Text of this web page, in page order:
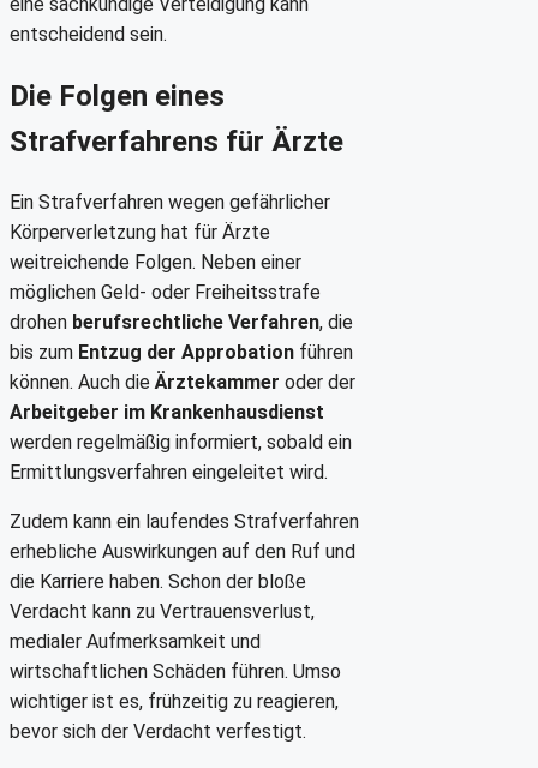
entscheidend sein.
Die Folgen eines
Strafverfahrens für Ärzte
Ein Strafverfahren wegen gefährlicher
Körperverletzung hat für Ärzte
weitreichende Folgen. Neben einer
möglichen Geld- oder Freiheitsstrafe
drohen berufsrechtliche Verfahren, die
bis zum Entzug der Approbation führen
können. Auch dieÄrztekammer oder der
Arbeitgeber im Krankenhausdienst
werden regelmäßig informiert, sobald ein
Ermittlungsverfahren eingeleitet wird.
Zudem kann ein laufendes Strafverfahren
erhebliche Auswirkungen auf den Ruf und
die Karriere haben. Schon der bloße
Verdacht kann zu Vertrauensverlust,
medialer Aufmerksamkeit und
wirtschaftlichen Schäden führen. Umso
wichtiger ist es, frühzeitig zu reagieren,
bevor sich der Verdacht verfestigt.